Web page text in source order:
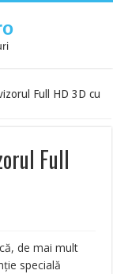
Full HD 3D cu
Full
de mai mult
specială